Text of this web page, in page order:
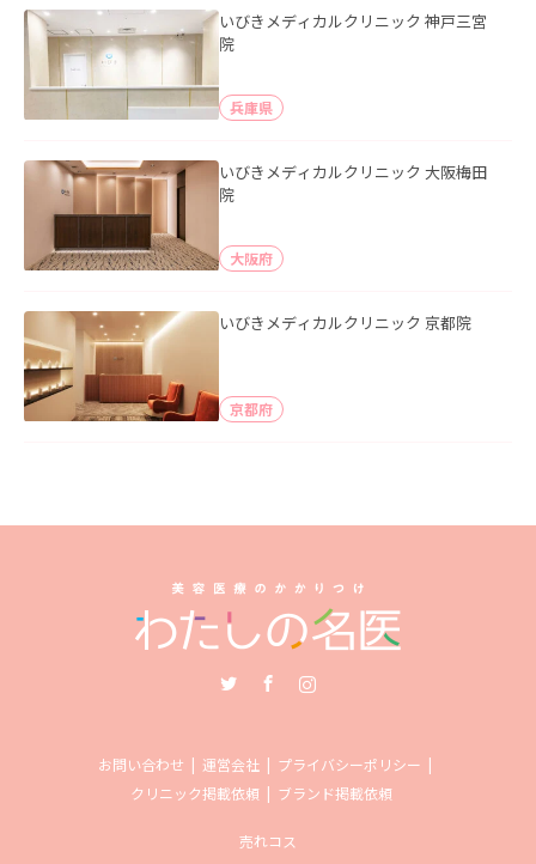
いびきメディカルクリニック 神戸三宮
院
兵庫県
いびきメディカルクリニック 大阪梅田
院
大阪府
いびきメディカルクリニック 京都院
京都府
お問い合わせ 運営会社
プライバシーポリシー
クリニック掲載依頼
ブランド掲載依頼
売れコス